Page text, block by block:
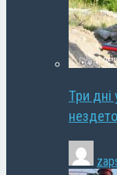
Три дні